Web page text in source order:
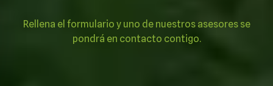
Rellena el formulario y uno de nuestros asesores se
pondrá en contacto contigo.